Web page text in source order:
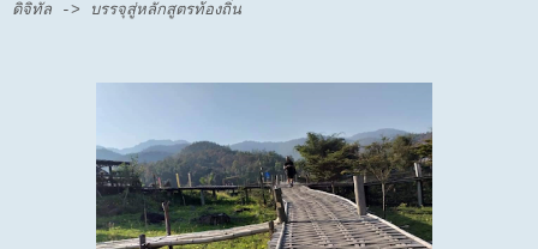
ดิจิทัล -> บรรจุสู่หลักสูตรท้องถิ่น